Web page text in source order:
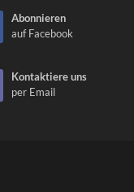
Abonnieren
auf Facebook
Kontaktiere uns
per Email